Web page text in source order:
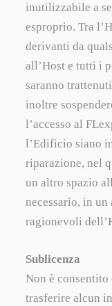
inutilizzabile a
esproprio. Tra
derivanti da
all’Host e tutti i
saranno
inoltre
l’accesso al
l’Edificio siano
riparazione, nel
un altro spazio
necessario, in
ragionevoli
Sublicenza
Non è consentito
trasferire alcun